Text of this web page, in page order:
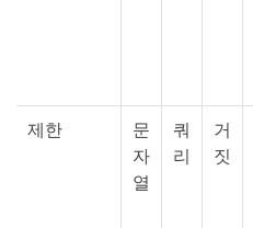
제한
문
자
열
쿼
리
거
짓